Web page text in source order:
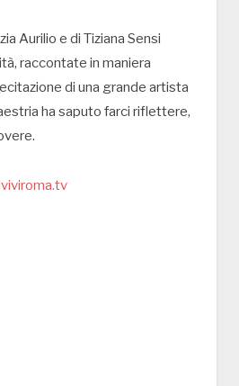
Aurilio e di Tiziana Sensi
raccontate in maniera
di una grande artista
ha saputo farci riflettere,